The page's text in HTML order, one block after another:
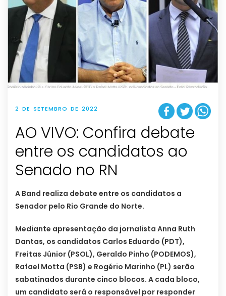
2 DE SETEMBRO DE 2022
AO VIVO: Confira debate
entre os candidatos ao
Senado no RN
A Band realiza debate entre os candidatos a
Senador pelo Rio Grande do Norte.
Mediante apresentação da jornalista Anna Ruth
Dantas, os candidatos Carlos Eduardo (PDT),
Freitas Júnior (PSOL), Geraldo Pinho (PODEMOS),
Rafael Motta (PSB) e Rogério Marinho (PL) serão
sabatinados durante cinco blocos. A cada bloco,
um candidato será o responsável por responder